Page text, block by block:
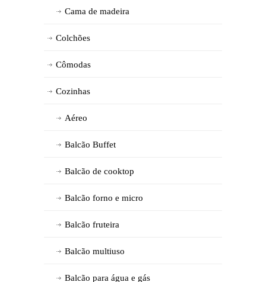
Cama de madeira
Colchões
Cômodas
Cozinhas
Aéreo
Balcão Buffet
Balcão de cooktop
Balcão forno e micro
Balcão fruteira
Balcão multiuso
Balcão para água e gás